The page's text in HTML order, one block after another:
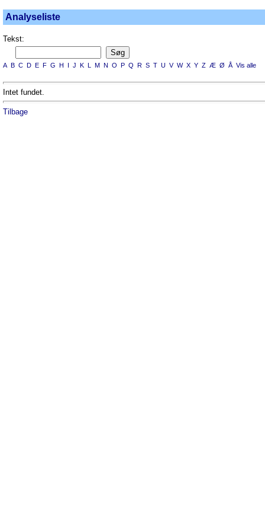
Analyseliste
Tekst:
A B C D E F G H I J K L M N O P Q R S T U V W X Y Z Æ Ø Å Vis alle
Intet fundet.
Tilbage